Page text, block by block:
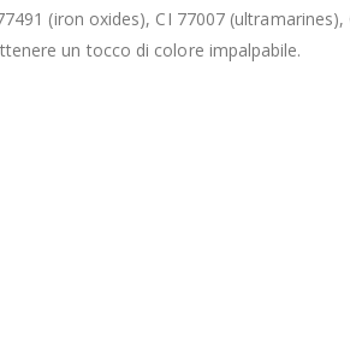
(iron oxides), CI 77007
un tocco di colore impalpabile.